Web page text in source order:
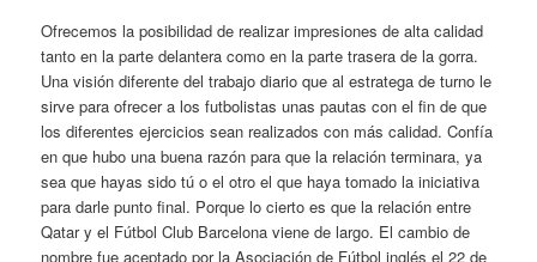
Ofrecemos la posibilidad de realizar impresiones de alta calidad
tanto en la parte delantera como en la parte trasera de la gorra.
Una visión diferente del trabajo diario que al estratega de turno le
sirve para ofrecer a los futbolistas unas pautas con el fin de que
los diferentes ejercicios sean realizados con más calidad. Confía
en que hubo una buena razón para que la relación terminara, ya
sea que hayas sido tú o el otro el que haya tomado la iniciativa
para darle punto final. Porque lo cierto es que la relación entre
Qatar y el Fútbol Club Barcelona viene de largo. El cambio de
nombre fue aceptado por la Asociación de Fútbol inglés el 22 de